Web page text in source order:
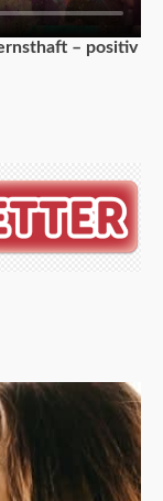
– positiv